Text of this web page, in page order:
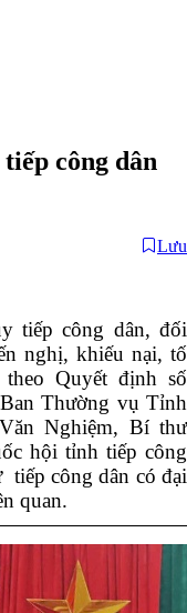
công dân
Lưu
tiếp công dân, đối
nghị, khiếu nại, tố
Quyết định số
Thường vụ Tỉnh
Nghiệm, Bí thư
hội tỉnh tiếp công
công dân có đại
quan.